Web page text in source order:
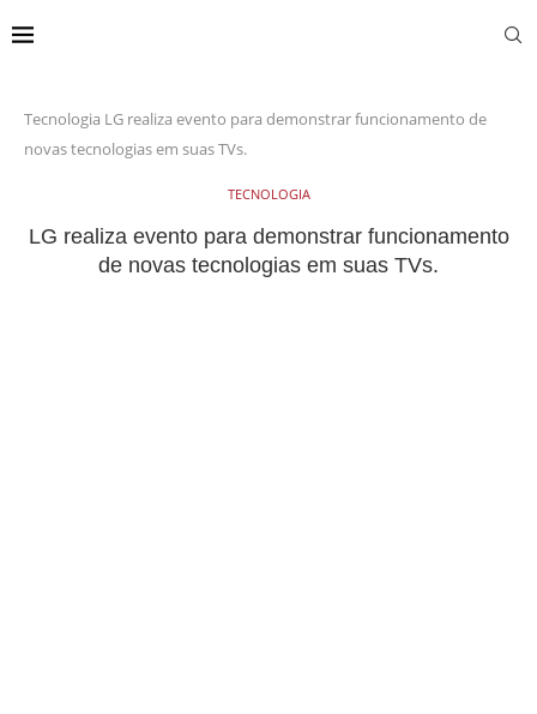
Tecnologia LG realiza evento para demonstrar funcionamento de
novas tecnologias em suas TVs.
TECNOLOGIA
LG realiza evento para demonstrar funcionamento
de novas tecnologias em suas TVs.